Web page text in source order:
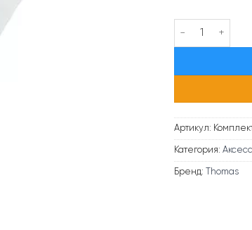
Количество
Артикул:
Категория:
Бренд: Thomas